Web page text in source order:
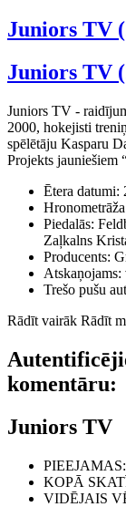
Juniors TV
Juniors TV
Juniors TV -
2000, hokejisti
spēlētāju Kasparu
Projekts jauniešiem
Ētera datumi:
Piedalās:
Zaļkalns
Producents:
Atskaņojams:
Trešo pušu
Rādīt vairāk Rādīt
komentāru:
Juniors TV
PIEEJAMAS
KOPĀ
VIDĒJAIS